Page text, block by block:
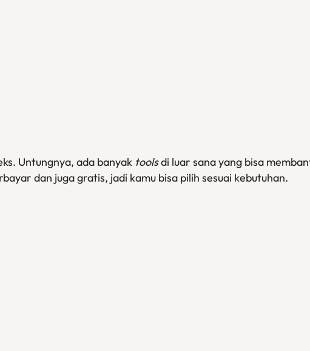
Untungnya, ada banyak toolsdi luar sana yang bisa
dan juga gratis, jadi kamu bisa pilih sesuai kebutuhan.